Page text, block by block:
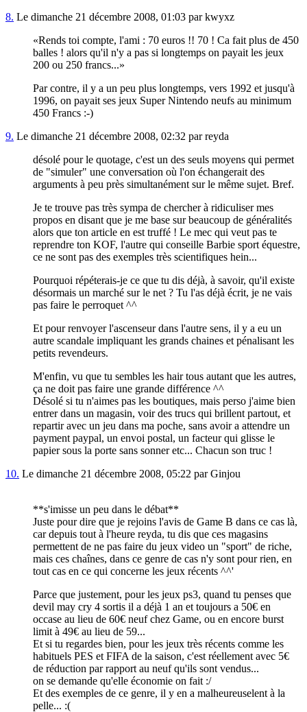
8. Le dimanche 21 décembre 2008, 01:03 par kwyxz
Rends toi compte, l'ami : 70 euros !! 70 ! Ca fait plus de 450
balles ! alors qu'il n'y a pas si longtemps on payait les jeux
200 ou 250 francs...
Par contre, il y a un peu plus longtemps, vers 1992 et jusqu'à
1996, on payait ses jeux Super Nintendo neufs au minimum
450 Francs :-)
9. Le dimanche 21 décembre 2008, 02:32 par reyda
désolé pour le quotage, c'est un des seuls moyens qui permet
de "simuler" une conversation où l'on échangerait des
arguments à peu près simultanément sur le même sujet. Bref.
Je te trouve pas très sympa de chercher à ridiculiser mes
propos en disant que je me base sur beaucoup de généralités
alors que ton article en est truffé ! Le mec qui veut pas te
reprendre ton KOF, l'autre qui conseille Barbie sport équestre,
ce ne sont pas des exemples très scientifiques hein...
Pourquoi répéterais-je ce que tu dis déjà, à savoir, qu'il existe
désormais un marché sur le net ? Tu l'as déjà écrit, je ne vais
pas faire le perroquet ^^
Et pour renvoyer l'ascenseur dans l'autre sens, il y a eu un
autre scandale impliquant les grands chaines et pénalisant les
petits revendeurs.
M'enfin, vu que tu sembles les hair tous autant que les autres,
ça ne doit pas faire une grande différence ^^
Désolé si tu n'aimes pas les boutiques, mais perso j'aime bien
entrer dans un magasin, voir des trucs qui brillent partout, et
repartir avec un jeu dans ma poche, sans avoir a attendre un
payment paypal, un envoi postal, un facteur qui glisse le
papier sous la porte sans sonner etc... Chacun son truc !
10. Le dimanche 21 décembre 2008, 05:22 par Ginjou
**s'imisse un peu dans le débat**
Juste pour dire que je rejoins l'avis de Game B dans ce cas là,
car depuis tout à l'heure reyda, tu dis que ces magasins
permettent de ne pas faire du jeux video un "sport" de riche,
mais ces chaînes, dans ce genre de cas n'y sont pour rien, en
tout cas en ce qui concerne les jeux récents ^^'
Parce que justement, pour les jeux ps3, quand tu penses que
devil may cry 4 sortis il a déjà 1 an et toujours a 50€ en
occase au lieu de 60€ neuf chez Game, ou en encore burst
limit à 49€ au lieu de 59...
Et si tu regardes bien, pour les jeux très récents comme les
habituels PES et FIFA de la saison, c'est réellement avec 5€
de réduction par rapport au neuf qu'ils sont vendus...
on se demande qu'elle économie on fait :/
Et des exemples de ce genre, il y en a malheureuselent à la
pelle... :(